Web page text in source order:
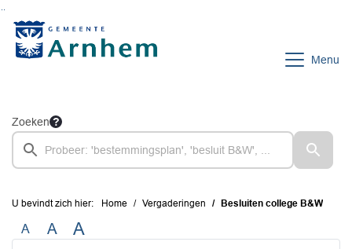
Menu
Zoeken
U bevindt zich hier: Home Vergaderingen Besluiten college B&W
A A A